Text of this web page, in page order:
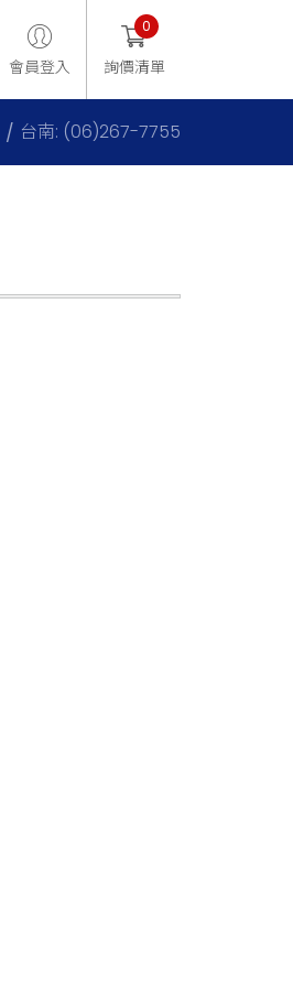
會員登入 詢價清單
0
台南: (06)267-7755